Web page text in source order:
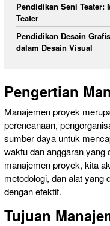
Pendidikan Seni Teater:
Teater
Pendidikan Desain
dalam Desain Visual
Pengertian
Manajemen proyek
perencanaan,
sumber daya untuk
waktu dan anggaran yang
manajemen proyek, kita
metodologi, dan alat yang
dengan efektif.
Tujuan